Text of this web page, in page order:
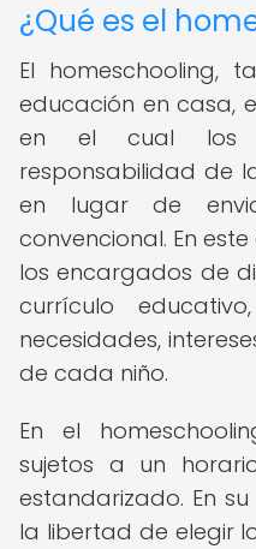
¿Qué es el
El homeschooling,
educación en casa,
en el cual los
responsabilidad de
en lugar de
convencional. En
los encargados de
currículo
necesidades,
de cada niño.
En el
sujetos a un
estandarizado. En
la libertad de elegir